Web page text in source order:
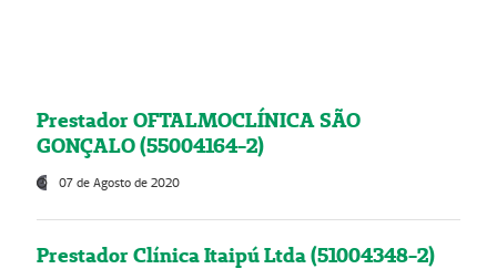
Prestador OFTALMOCLÍNICA SÃO
GONÇALO (55004164-2)
07 de Agosto de 2020
Prestador Clínica Itaipú Ltda (51004348-2)